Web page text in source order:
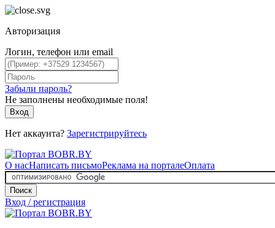
Авторизация
Логин, телефон или email
Забыли пароль?
Не заполнены необходимые поля!
Вход
Нет аккаунта? Зарегистрируйтесь
О насНаписать письмоРеклама на порталеОплата
Поиск
Вход / регистрация